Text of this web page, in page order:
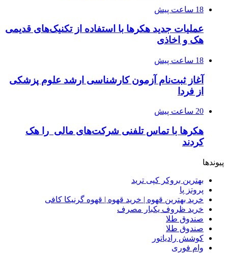
18 ساعت پیش
عملیات جدید هکرها با استفاده از تکنیک‌های قدیمی
هک و اخاذی
18 ساعت پیش
آغاز ثبت‌نام‌ آزمون کارشناسی ارشد علوم پزشکی
از فردا
20 ساعت پیش
هکرها با تماس تلفنی شرکت‌های مالی را هک
کردند
پیوندها
بهترین بروکر کپی ترید
پروتز پا
خرید بهترین قهوه | خرید قهوه | قهوه گرنیکا کافی
خرید ظروف یکبار مصرف
صندوق طلا
صندوق طلا
کوشش رادیاتور
وام فوری